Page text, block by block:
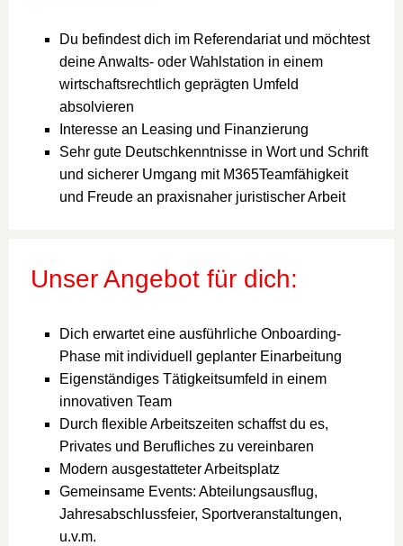
Du befindest dich im Referendariat und möchtest
deine Anwalts- oder Wahlstation in einem
wirtschaftsrechtlich geprägten Umfeld
absolvieren
Interesse an Leasing und Finanzierung
Sehr gute Deutschkenntnisse in Wort und Schrift
und sicherer Umgang mit M365Teamfähigkeit
und Freude an praxisnaher juristischer Arbeit
Unser Angebot für dich:
Dich erwartet eine ausführliche Onboarding-
Phase mit individuell geplanter Einarbeitung
Eigenständiges Tätigkeitsumfeld in einem
innovativen Team
Durch flexible Arbeitszeiten schaffst du es,
Privates und Berufliches zu vereinbaren
Modern ausgestatteter Arbeitsplatz
Gemeinsame Events: Abteilungsausflug,
Jahresabschlussfeier, Sportveranstaltungen,
u.v.m.